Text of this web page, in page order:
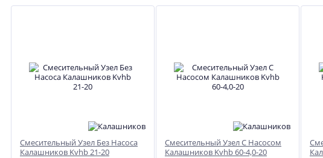
Смесительный Узел Без Насоса
Калашников Kvhb 21-20
Смесительный Узел С Насосом
Калашников Kvhb 60-4,0-20